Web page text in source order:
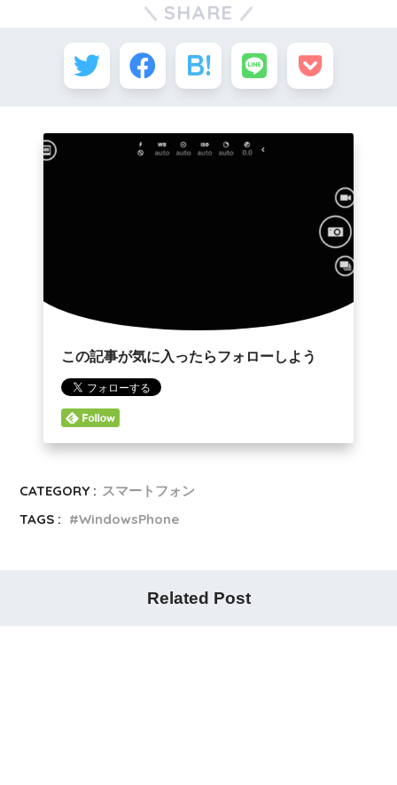
SHARE
この記事が気に入ったらフォローしよう
CATEGORY : スマートフォン
TAGS :
WindowsPhone
Related Post